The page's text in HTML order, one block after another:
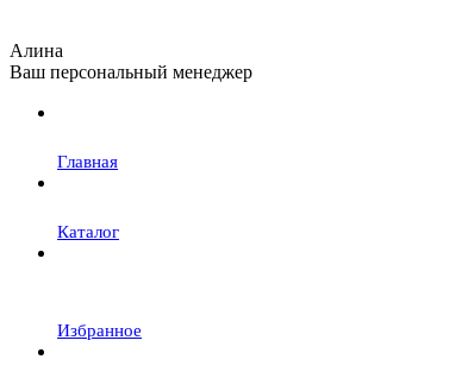
Алина
Ваш персональный менеджер
Главная
Каталог
Избранное